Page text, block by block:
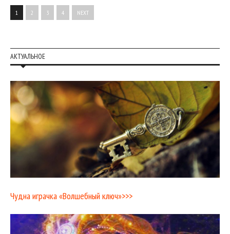
1 2 3 4 NEXT
АКТУАЛЬНОЕ
Чудна играчка «Волшебный ключ»>>>